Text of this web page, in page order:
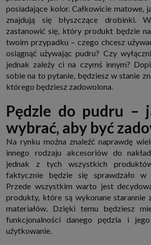
internetowymi. Udzielenie takiej zgody jest
udzielać, nie pozbawi Cię to dostępu do naszych
możliwość ograniczenia zakresu lub zmiany
momencie.
Twoje dane przetwarzane będą do czasu
przetwarzania, czyli w przypadku udzielenia
cofnięcia, ograniczenia lub innych działań z Twojej
tę zgodę, w przypadku niezbędności danych do
czas jej wykonywania i ewentualnie okres
(zwykle nie więcej niż 3 lata, a maksymalnie 10
podstawą przetwarzania danych jest uzasadniony
Przekazywanie danych
Administratorzy danych mogą powierzać Twoje
księgowym, agencjom marketingowym etc.
podstawie umowy o powierzenie przetwarzania
taki podmiot do odpowiedniego zabezpieczenia
Na naszych stronach używamy znaczników
np. cookie lub local storage do zbierania i
osobowych w celu personalizowania treści i
ruchu na stronach, aplikacjach i w Internecie. W ten
wykorzystują również podmioty z Grupy
Partnerzy, którzy także chcą dopasowywać reklamy
Cookies to dane informatyczne zapisywane w plikach
Twoim urządzeniu końcowym (tj. twój komputer,
które przeglądarka wysyła do serwera przy
posiadające kolor. Całkowicie matowe,
znajdują się błyszczące drobinki.
zastanowić się, który produkt będzie
twoim przypadku – czego chcesz
osiągnąć używając pudru? Czy
jednak zależy ci na czymś innym?
sobie na to pytanie, będziesz w stanie
którego będziesz zadowolona.
Pędzle do pudru –
wybrać, aby być
Na rynku można znaleźć naprawdę
innego rodzaju akcesoriów do
jednak z tych wszystkich
faktycznie będzie się sprawdzało w
Przede wszystkim warto jest
produkty, które są wykonane starannie
materiałów. Dzięki temu będziesz
funkcjonalności danego pędzla i
użytkowanie.